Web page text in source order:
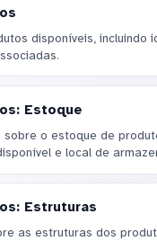
disponíveis, incluindo
Estoque
o estoque de
e local de
Estruturas
as estruturas dos